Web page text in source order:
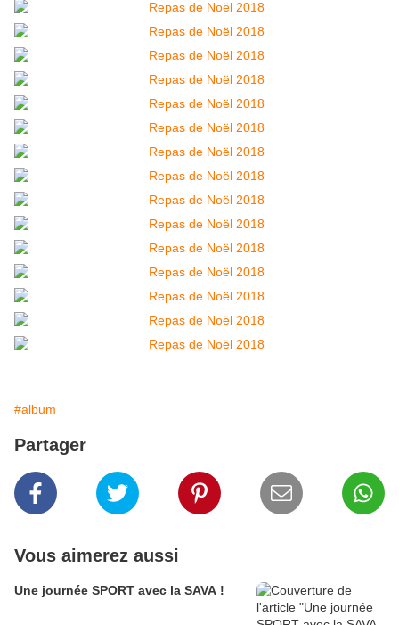
#album
Partager
Vous aimerez aussi
Une journée SPORT avec la SAVA !